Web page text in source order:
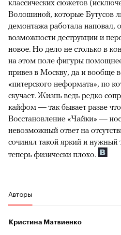
классических сюжетов
Волошиной, которые Бутусов
демонтажа работала наповал,
возможности деструкции и
новое. Но дело не столько в
на этом поле фигуры
привез в Москву, да и вообще
«питерского неформата», по
скучает. Жизнь ведь редко
кайфом — так бывает разве
Восстановление «Чайки» —
невозможный ответ на
сочинял такой яркий и нужный
теперь физически плохо.
Авторы
Кристина Матвиенко